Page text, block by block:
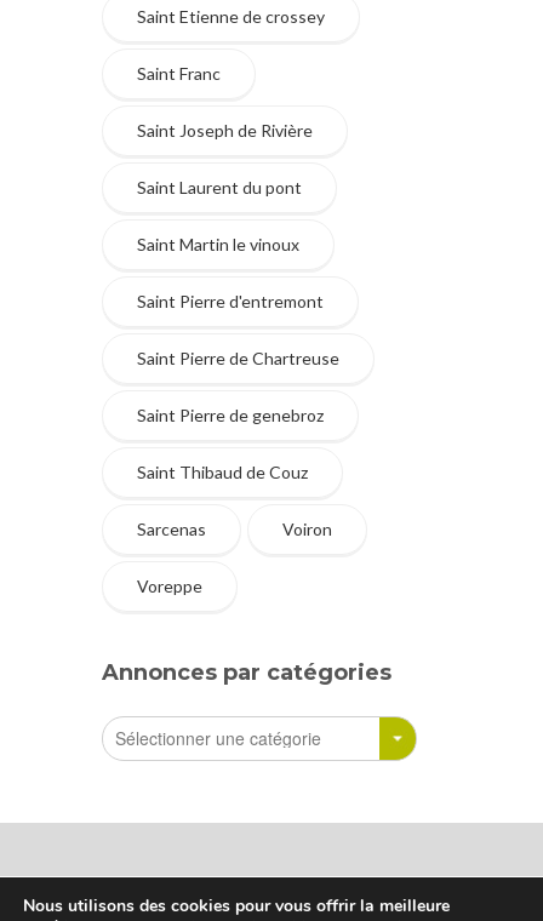
Saint Etienne de crossey
Saint Franc
Saint Joseph de Rivière
Saint Laurent du pont
Saint Martin le vinoux
Saint Pierre d'entremont
Saint Pierre de Chartreuse
Saint Pierre de genebroz
Saint Thibaud de Couz
Sarcenas Voiron
Voreppe
Annonces par catégories
Nous utilisons des cookies pour vous offrir la meilleure